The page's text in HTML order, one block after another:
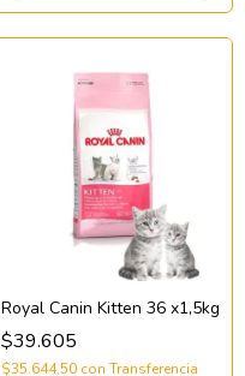
Royal Canin Kitten 36 x1,5kg
$39.605
$35.644,50 con Transferencia